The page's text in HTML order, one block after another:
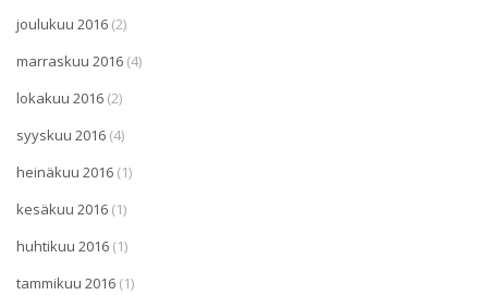
joulukuu 2016 (2)
marraskuu 2016 (4)
lokakuu 2016 (2)
syyskuu 2016 (4)
heinäkuu 2016 (1)
kesäkuu 2016 (1)
huhtikuu 2016 (1)
tammikuu 2016 (1)